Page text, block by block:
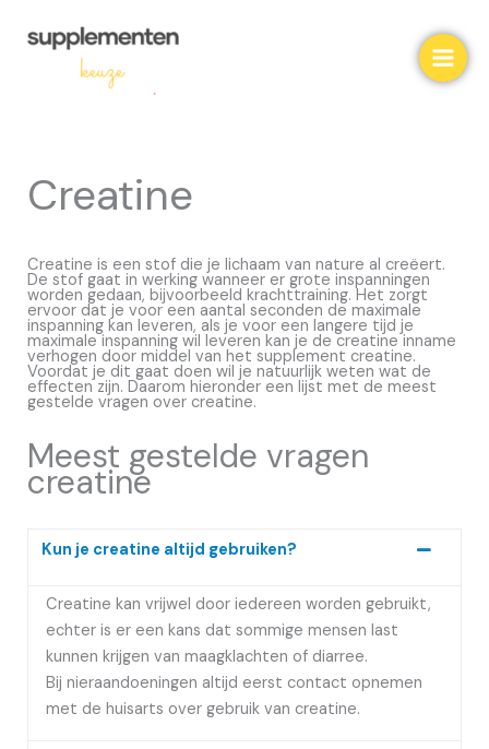
naar
Creatine
Creatine is een stof die je lichaam van nature al creëert.
De stof gaat in werking wanneer er grote inspanningen
worden gedaan, bijvoorbeeld krachttraining. Het zorgt
ervoor dat je voor een aantal seconden de maximale
inspanning kan leveren, als je voor een langere tijd je
maximale inspanning wil leveren kan je de creatine inname
verhogen door middel van het supplement creatine.
Voordat je dit gaat doen wil je natuurlijk weten wat de
effecten zijn. Daarom hieronder een lijst met de meest
gestelde vragen over creatine.
Meest gestelde vragen
creatine
Kun je creatine altijd gebruiken?
Creatine kan vrijwel door iedereen worden gebruikt,
echter is er een kans dat sommige mensen last
kunnen krijgen van maagklachten of diarree.
Bij nieraandoeningen altijd eerst contact opnemen
met de huisarts over gebruik van creatine.